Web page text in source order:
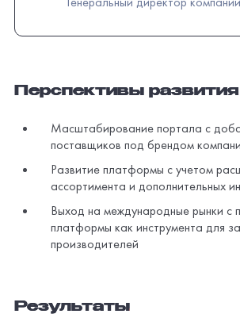
ассортимента и дополнительных
Выход на международные рынки с
Результаты
Сокращение трудозатрат
30% за счет автоматизации
заказов и уменьшения